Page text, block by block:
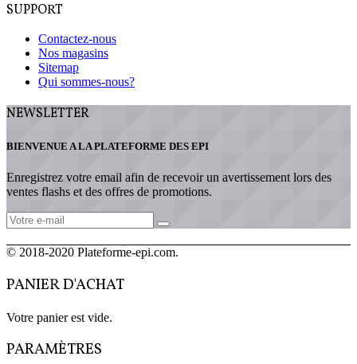
SUPPORT
Contactez-nous
Nos magasins
Sitemap
Qui sommes-nous?
NEWSLETTER
BIENVENUE A LA PLATEFORME DES EPI
Enregistrez votre email afin de recevoir un avertissement lors des
ventes flashs et des offres de promotions.
© 2018-2020 Plateforme-epi.com.
PANIER D'ACHAT
Votre panier est vide.
PARAMÈTRES